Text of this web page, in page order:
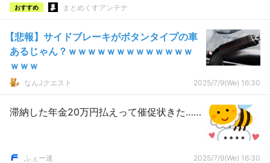
おすすめ まとめくすアンテナ
【悲報】サイドブレーキがボタンタイプの車
あるじゃん？ｗｗｗｗｗｗｗｗｗｗｗｗｗ
ｗｗｗ
なんJクエスト 2025/7/9(We) 16:30
滞納した年金20万円払えって催促状きた……
ふぇー速 2025/7/9(We) 16:30